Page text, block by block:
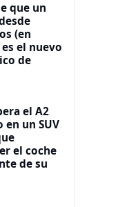
que un
(en
el nuevo
de
el A2
un SUV
el coche
de su